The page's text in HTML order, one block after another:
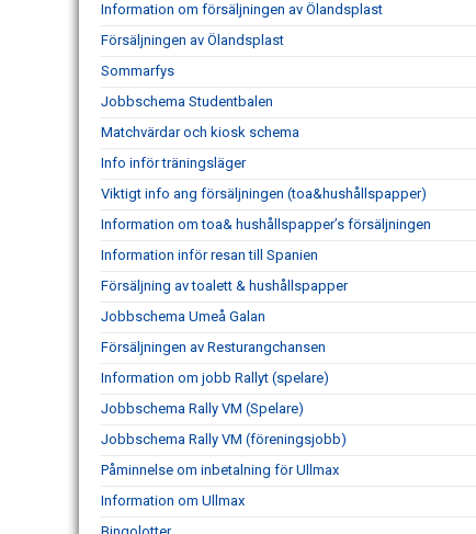
Information om försäljningen av Ölandsplast
Försäljningen av Ölandsplast
Sommarfys
Jobbschema Studentbalen
Matchvärdar och kiosk schema
Info inför träningsläger
Viktigt info ang försäljningen (toa&hushållspapper)
Information om toa& hushållspapper’s försäljningen
Information inför resan till Spanien
Försäljning av toalett & hushållspapper
Jobbschema Umeå Galan
Försäljningen av Resturangchansen
Information om jobb Rallyt (spelare)
Jobbschema Rally VM (Spelare)
Jobbschema Rally VM (föreningsjobb)
Påminnelse om inbetalning för Ullmax
Information om Ullmax